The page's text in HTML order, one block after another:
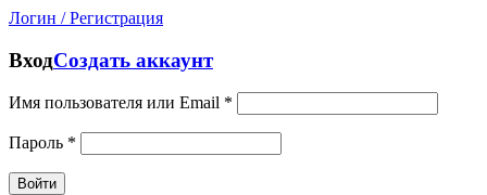
Логин / Регистрация
ВходСоздать аккаунт
Имя пользователя или Email *
Пароль *
Войти